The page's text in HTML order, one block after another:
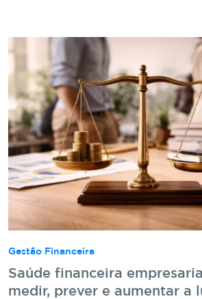
Gestão Financeira
Saúde financeira
medir, prever e aumentar a